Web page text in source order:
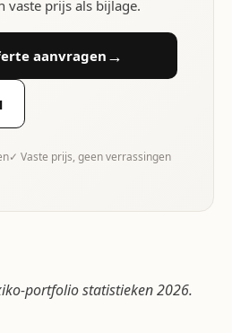
vaste prijs als bijlage.
aanvragen →
✓ Vaste prijs, geen verrassingen
portfolio statistieken 2026.